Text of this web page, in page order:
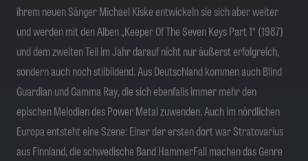
ihrem neuen Sänger Michael Kiske entwickeln sie sich aber weiter
und werden mit den Alben „Keeper Of The Seven Keys Part 1“ (1987)
und dem zweiten Teil im Jahr darauf nicht nur äußerst erfolgreich,
sondern auch noch stilbildend. Aus Deutschland kommen auch Blind
Guardian und Gamma Ray, die sich ebenfalls immer mehr den
epischen Melodien des Power Metal zuwenden. Auch im nördlichen
Europa entsteht eine Szene: Einer der ersten dort war Stratovarius
aus Finnland, die schwedische Band HammerFall machen das Genre